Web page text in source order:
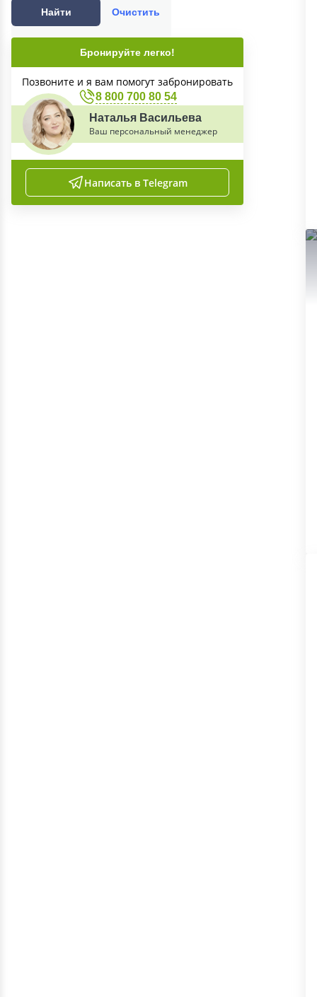
Найти Очистить
Бронируйте легко!
Позвоните и я вам помогут забронировать
8 800 700 80 54
Наталья Васильева
Ваш персональный менеджер
Написать в Telegram